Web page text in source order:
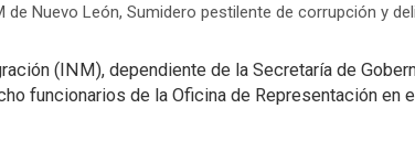
de Nuevo León, Sumidero pestilente de corrupción y
(INM), dependiente de la Secretaría de
funcionarios de la Oficina de Representación en